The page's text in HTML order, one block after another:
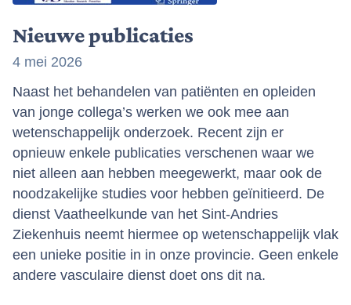
Nieuwe publicaties
4 mei 2026
Naast het behandelen van patiënten en opleiden
van jonge collega’s werken we ook mee aan
wetenschappelijk onderzoek. Recent zijn er
opnieuw enkele publicaties verschenen waar we
niet alleen aan hebben meegewerkt, maar ook de
noodzakelijke studies voor hebben geïnitieerd. De
dienst Vaatheelkunde van het Sint-Andries
Ziekenhuis neemt hiermee op wetenschappelijk vlak
een unieke positie in in onze provincie. Geen enkele
andere vasculaire dienst doet ons dit na.